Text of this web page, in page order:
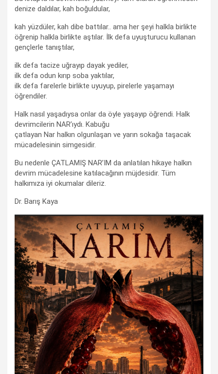
denize daldılar, kah boğuldular,
kah yüzdüler, kah dibe battılar.. ama her şeyi halkla birlikte
öğrenip halkla birlikte aştılar. İlk defa uyuşturucu kullanan
gençlerle tanıştılar,
ilk defa tacize uğrayıp dayak yediler,
ilk defa odun kırıp soba yaktılar,
ilk defa farelerle birlikte uyuyup, pirelerle yaşamayı
öğrendiler.
Halk nasıl yaşadıysa onlar da öyle yaşayıp öğrendi. Halk
devrimcilerin NAR’ıydı. Kabuğu
çatlayan Nar halkın olgunlaşan ve yarın sokağa taşacak
mücadelesinin simgesidir.
Bu nedenle ÇATLAMIŞ NAR’IM da anlatılan hikaye halkın
devrim mücadelesine katılacağının müjdesidir. Tüm
halkımıza iyi okumalar dileriz.
Dr. Barış Kaya